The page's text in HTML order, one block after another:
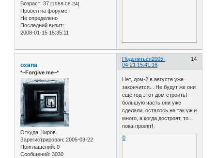
Возраст: 37 [1988-08-24]
Провел на форуме:
Не определено
Последний визит:
2008-01-15 15:35:11
Поделиться 14
2005-
04-21 15:41:16
oxana
*~Forgive me~*
Откуда: Киров
Зарегистрирован: 2005-03-22
Приглашений: 0
Сообщений: 3030
Нет, дом-2 в августе уже
закончится... Не будут же они
ещё год этот дом строить!
большую часть они уже
сделали, осталось не так уж и
много, а когда достроят, то ..
пока-проект!
0